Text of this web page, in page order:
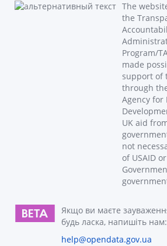
The
the
Program/
made
support of
through
Agency
UK aid
not
of USAID
Якщо ви маєте
будь ласка, напишіть нам:
help@opendata.gov.ua